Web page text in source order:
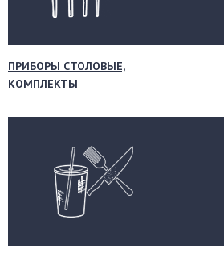
ПРИБОРЫ СТОЛОВЫЕ,
КОМПЛЕКТЫ